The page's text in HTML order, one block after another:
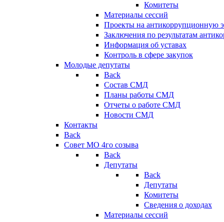
Комитеты
Материалы сессий
Проекты на антикоррупционную
Заключения по результатам
Информация об уставах
Контроль в сфере закупок
Молодые депутаты
Back
Состав СМД
Планы работы СМД
Отчеты о работе СМД
Новости СМД
Контакты
Back
Совет МО 4го созыва
Back
Депутаты
Back
Депутаты
Комитеты
Сведения о доходах
Материалы сессий